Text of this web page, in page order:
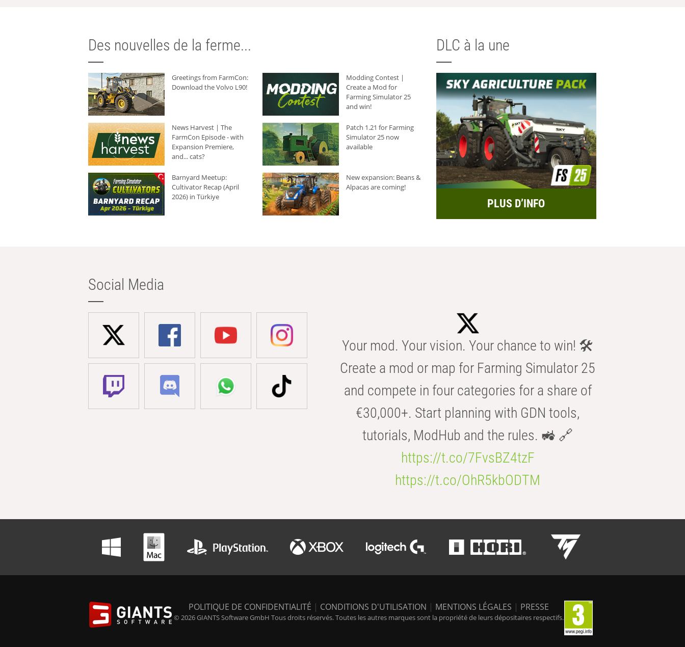
Des nouvelles de la ferme...
Greetings from FarmCon:
Download the Volvo L90!
Modding Contest |
Create a Mod for
Farming Simulator 25
and win!
News Harvest | The
FarmCon Episode - with
Expansion Premiere,
and... cats?
Patch 1.21 for Farming
Simulator 25 now
available
Barnyard Meetup:
Cultivator Recap (April
2026) in Türkiye
New expansion: Beans &
Alpacas are coming!
DLC à la une
PLUS D’INFO
Social Media
Your mod. Your vision. Your chance to win! 🛠️
Create a mod or map for Farming Simulator 25
and compete in four categories for a share of
€30,000+. Start planning with GDN tools,
tutorials, ModHub and the rules. 🚜 🔗
https://t.co/7FvsBZ4tzF
https://t.co/OhR5kbODTM
POLITIQUE DE CONFIDENTIALITÉ | CONDITIONS D'UTILISATION | MENTIONS LÉGALES | PRESSE
© 2026 GIANTS Software GmbH Tous droits réservés. Toutes les autres marques sont la propriété de leurs dépositaires respectifs.